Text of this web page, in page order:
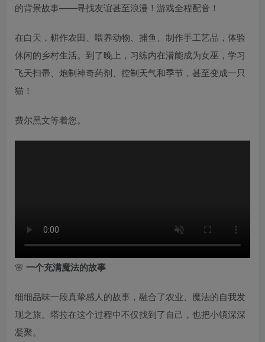
的背景故事——寻找友谊甚至浪漫！游戏全程配音！
在白天，耕作农田、喂养动物、捕鱼、制作手工艺品，体验
休闲的乡村生活。到了晚上，习练内在潜能成为女巫，学习
飞天扫帚、炮制神奇药剂、控制天气和季节，甚至变成一只
猫！
费尔黑文等着您。
🌸 一个充满魔法的故事
细细品味一段真挚感人的故事，融合了农业、魔法的自我发
现之旅。塔拉在这个过程中不仅找到了自己，也把小镇深深
凝聚。